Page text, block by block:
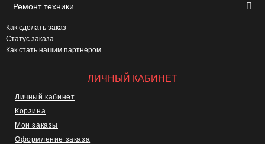
Ремонт техники
Как сделать заказ
Статус заказа
Как стать нашим партнером
ЛИЧНЫЙ КАБИНЕТ
Личный кабинет
Корзина
Мои заказы
Оформление заказа